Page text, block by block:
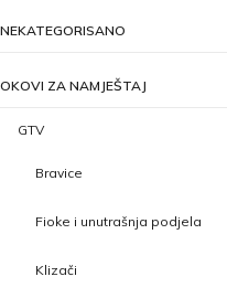
NEKATEGORISANO
OKOVI ZA NAMJEŠTAJ
GTV
Bravice
Fioke i unutrašnja podjela
Klizači